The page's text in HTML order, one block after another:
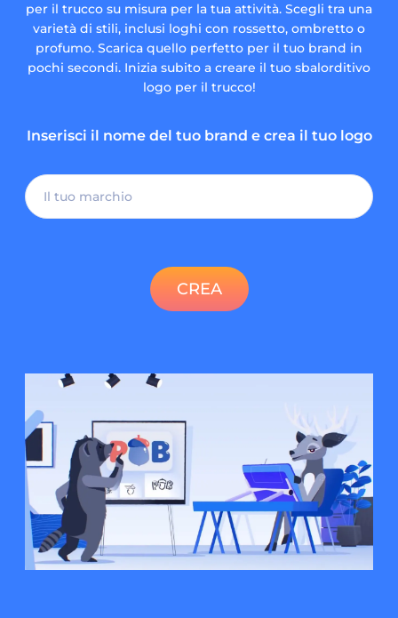
per il trucco su misura per la tua attività. Scegli tra una
varietà di stili, inclusi loghi con rossetto, ombretto o
profumo. Scarica quello perfetto per il tuo brand in
pochi secondi. Inizia subito a creare il tuo sbalorditivo
logo per il trucco!
Inserisci il nome del tuo brand e crea il tuo logo
CREA